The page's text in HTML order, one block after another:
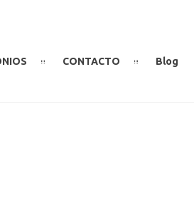
CONTACTO Blog